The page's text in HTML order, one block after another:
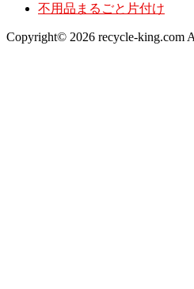
不用品まるごと片付け
Copyright© 2026 recycle-king.com